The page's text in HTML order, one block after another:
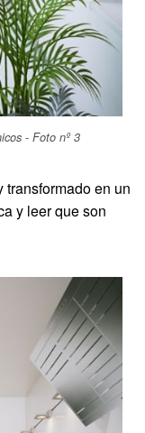
- Foto nº 3
transformado en un
y leer que son